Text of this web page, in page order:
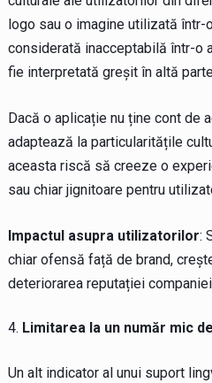
logo sau o imagine utilizată într-
considerată inacceptabilă într-o
fie interpretată greșit în altă
Dacă o aplicație nu ține cont de
adaptează la particularitățile
aceasta riscă să creeze o
sau chiar jignitoare pentru
Impactul asupra utilizatorilor:
chiar ofensă față de brand,
deteriorarea reputației
Limitarea la un număr mic
Un alt indicator al unui suport